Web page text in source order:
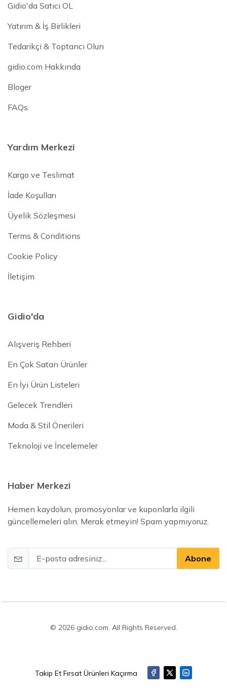
Gidio'da Satıcı OL
Yatırım & İş Birlikleri
Tedarikçi & Toptancı Olun
gidio.com Hakkında
Bloger
FAQs
Yardım Merkezi
Kargo ve Teslimat
İade Koşulları
Üyelik Sözleşmesi
Terms & Conditions
Cookie Policy
İletişim
Gidio'da
Alışveriş Rehberi
En Çok Satan Ürünler
En İyi Ürün Listeleri
Gelecek Trendleri
Moda & Stil Önerileri
Teknoloji ve İncelemeler
Haber Merkezi
Hemen kaydolun, promosyonlar ve kuponlarla ilgili
güncellemeleri alın. Merak etmeyin! Spam yapmıyoruz.
Abone
© 2026 gidio.com. All Rights Reserved.
Takip Et Fırsat Ürünleri Kaçırma